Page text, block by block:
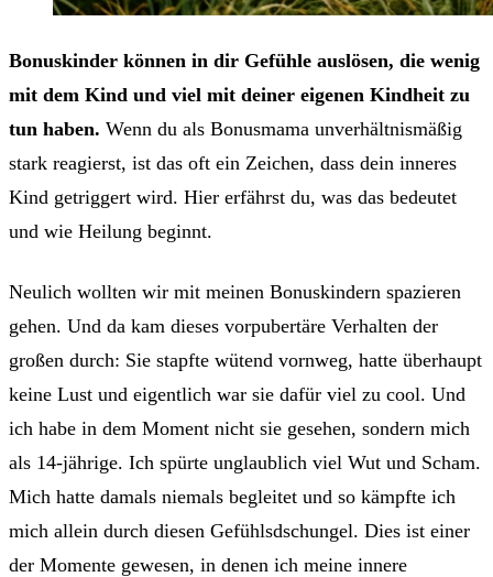
Bonuskinder können in dir Gefühle auslösen, die wenig
mit dem Kind und viel mit deiner eigenen Kindheit zu
tun haben. Wenn du als Bonusmama unverhältnismäßig
stark reagierst, ist das oft ein Zeichen, dass dein inneres
Kind getriggert wird. Hier erfährst du, was das bedeutet
und wie Heilung beginnt.
Neulich wollten wir mit meinen Bonuskindern spazieren
gehen. Und da kam dieses vorpubertäre Verhalten der
großen durch: Sie stapfte wütend vornweg, hatte überhaupt
keine Lust und eigentlich war sie dafür viel zu cool. Und
ich habe in dem Moment nicht sie gesehen, sondern mich
als 14-jährige. Ich spürte unglaublich viel Wut und Scham.
Mich hatte damals niemals begleitet und so kämpfte ich
mich allein durch diesen Gefühlsdschungel. Dies ist einer
der Momente gewesen, in denen ich meine innere